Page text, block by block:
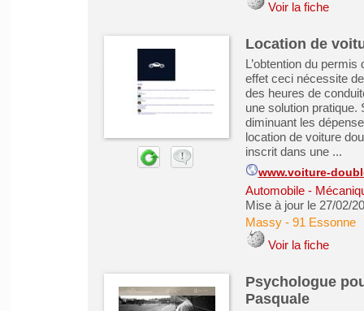
Voir la fiche
Location de
L’obtention du
effet ceci nécessite
des heures de
une solution
diminuant les
location de voiture
inscrit dans une ...
www.voiture-
Automobile -
Mise à jour le 27/02/
Massy- 91 Essonne
Voir la fiche
Psychologue
Pasquale